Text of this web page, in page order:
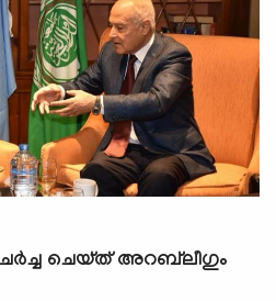
ചെയ്ത് അറബ്‌ലീഗും